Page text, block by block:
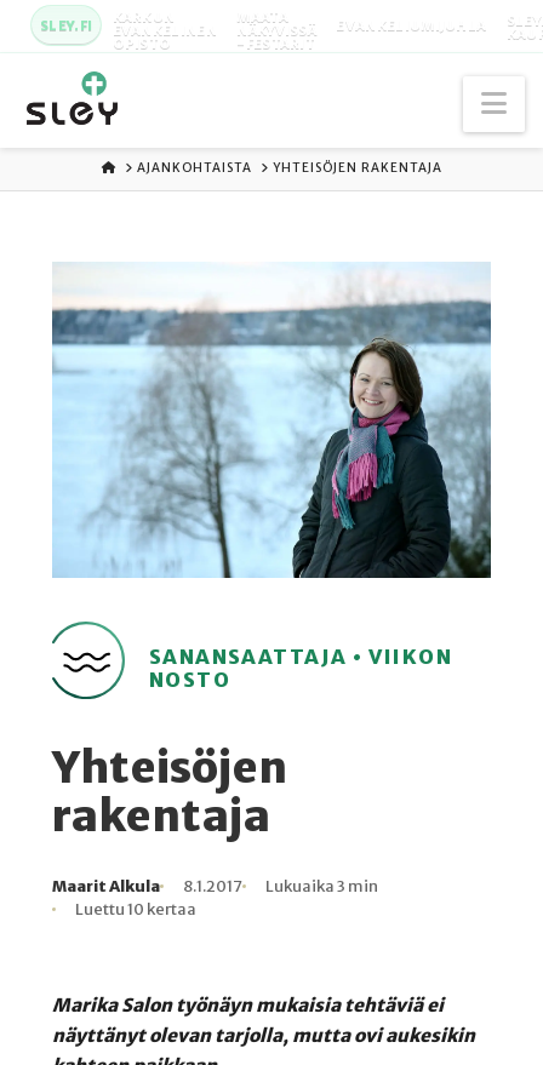
SLEY.FI KARKUN
EVANKELINEN
OPISTO
MAATA
NÄKYVISSÄ
-FESTARIT
EVANKELIUMIJUHLA
ETUSIVU
AJANKOHTAISTA YHTEISÖJEN RAKENTAJA
SANANSAATTAJA • VIIKON
NOSTO
Yhteisöjen
rakentaja
Kirjoittaja
Maarit Alkula
Julkaistu
8.1.2017
Lukuaika
Lukuaika 3 min
Lukukertoja
Luettu 10 kertaa
Marika Salon työnäyn mukaisia tehtäviä ei
näyttänyt olevan tarjolla, mutta ovi aukesikin